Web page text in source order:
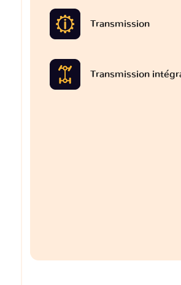
Transmission
Transmission